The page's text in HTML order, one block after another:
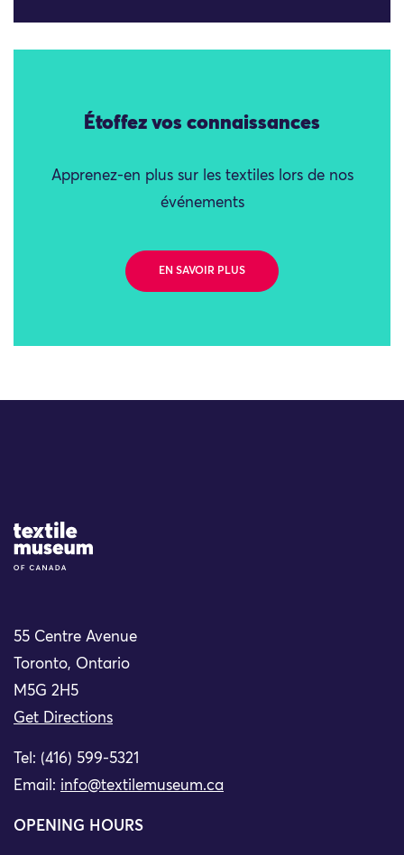
Étoffez vos connaissances
Apprenez-en plus sur les textiles lors de nos
événements
EN SAVOIR PLUS
Site Logo
55 Centre Avenue
Toronto, Ontario
M5G 2H5
Get Directions
Tel: (416) 599-5321
Email: info@textilemuseum.ca
OPENING HOURS